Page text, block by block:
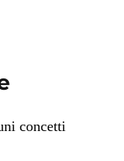
concetti